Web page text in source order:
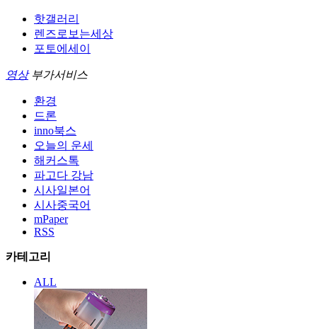
핫갤러리
렌즈로보는세상
포토에세이
영상 부가서비스
환경
드론
inno북스
오늘의 운세
해커스톡
파고다 강남
시사일본어
시사중국어
mPaper
RSS
카테고리
ALL